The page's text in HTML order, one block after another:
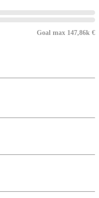
Goal max 147,86k €